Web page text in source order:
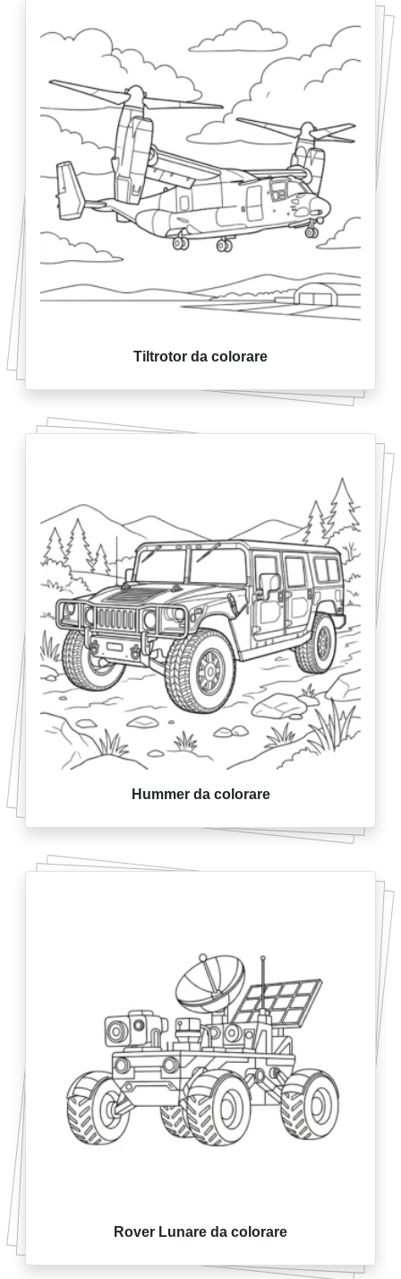
Tiltrotor da colorare
Hummer da colorare
Rover Lunare da colorare